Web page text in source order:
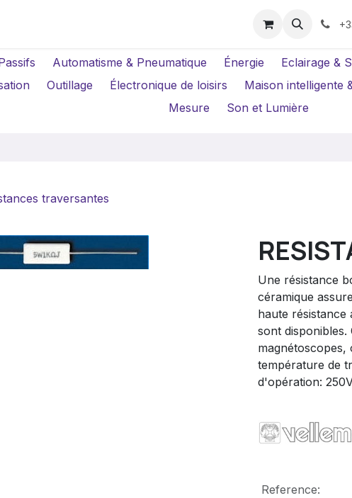
Location Caméras
Automatisme & Pneumatique Énergie Eclairage &
Outillage Électronique de loisirs Maison intelligente
Mesure
Son et Lumière
traversantes
Une résistance
céramique
haute résistance
sont disponibles.
magnétoscopes,
température de
d'opération:
Reference: